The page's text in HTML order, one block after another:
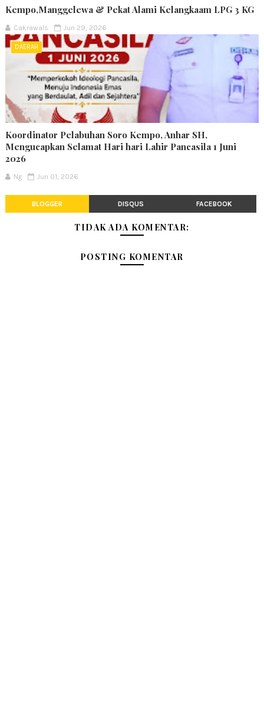
Kempo,Manggelewa & Pekat Alami Kelangkaam LPG 3 KG
Cakrawals Jun 29, 2026
DAERAH
Koordinator Pelabuhan Soro Kempo, Anhar SH,
Mengucapkan Selamat Hari hari Lahir Pancasila 1 Juni
2026
Ng Jun 01, 2026
BLOGGER DISQUS FACEBOOK
TIDAK ADA KOMENTAR:
POSTING KOMENTAR